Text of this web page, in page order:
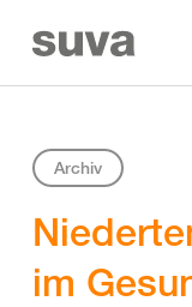
Archiv
im